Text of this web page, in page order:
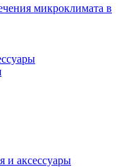
микроклимата в
и аксессуары